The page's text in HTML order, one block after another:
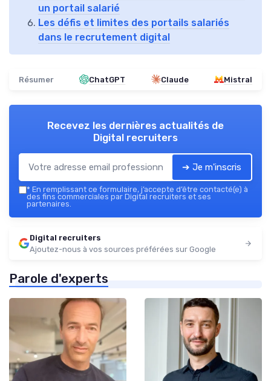
un portail salarié
Les défis et limites des portails salariés
dans le recrutement digital
Résumer ChatGPT Claude Mistral
Recevez les dernières actualités de
Digital recruiters
➔ Je m'inscris
* En remplissant ce formulaire, j’accepte d’être contacté(e) à
des fins commerciales par Digital recruiters et ses
partenaires.
Digital recruiters
Ajoutez-nous à vos sources préférées sur Google
Parole d'experts